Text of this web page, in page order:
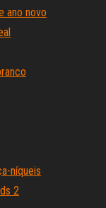
ano novo
níqueis
2